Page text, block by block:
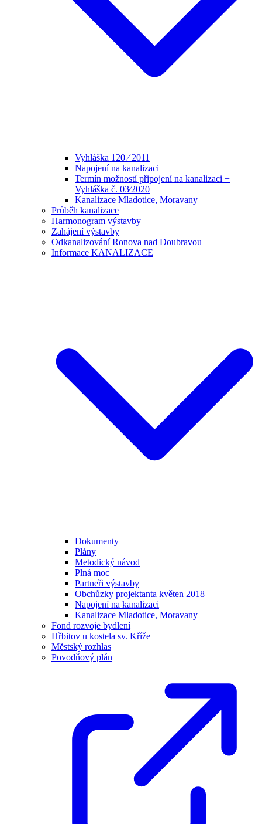
Vyhláška 120 ⁄ 2011
Napojení na kanalizaci
Termín možností připojení na kanalizaci +
Vyhláška č. 03⁄2020
Kanalizace Mladotice, Moravany
Průběh kanalizace
Harmonogram výstavby
Zahájení výstavby
Odkanalizování Ronova nad Doubravou
Informace KANALIZACE
Dokumenty
Plány
Metodický návod
Plná moc
Partneři výstavby
Obchůzky projektanta květen 2018
Napojení na kanalizaci
Kanalizace Mladotice, Moravany
Fond rozvoje bydlení
Hřbitov u kostela sv. Kříže
Městský rozhlas
Povodňový plán